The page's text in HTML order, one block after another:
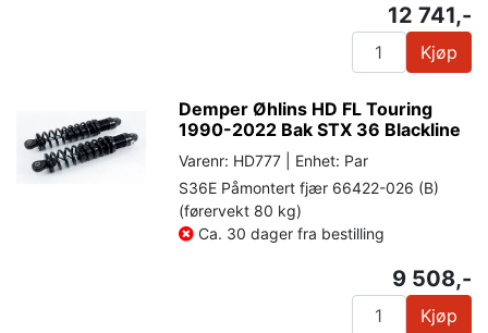
12 741,-
Kjøp
Demper Øhlins HD FL Touring
1990-2022 Bak STX 36 Blackline
Varenr: HD777 | Enhet: Par
S36E Påmontert fjær 66422-026 (B)
(førervekt 80 kg)
Ca. 30 dager fra bestilling
9 508,-
Kjøp